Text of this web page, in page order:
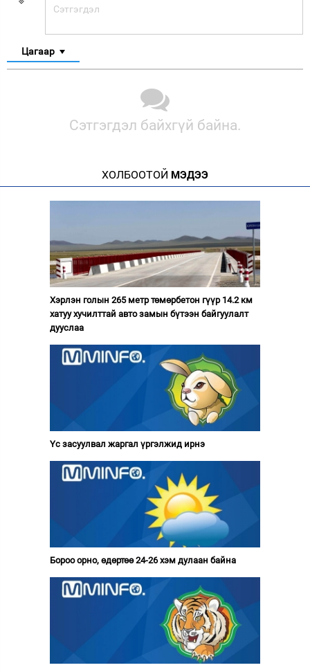
Цагаар
Сэтгэгдэл байхгүй байна.
ХОЛБООТОЙ МЭДЭЭ
Хэрлэн голын 265 метр төмөрбетон гүүр 14.2 км
хатуу хучилттай авто замын бүтээн байгуулалт
дууслаа
Үс засуулвал жаргал үргэлжид ирнэ
Бороо орно, өдөртөө 24-26 хэм дулаан байна